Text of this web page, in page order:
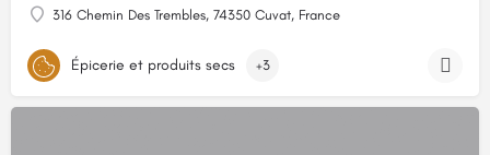
316 Chemin Des Trembles, 74350 Cuvat, France
Épicerie et produits secs +3